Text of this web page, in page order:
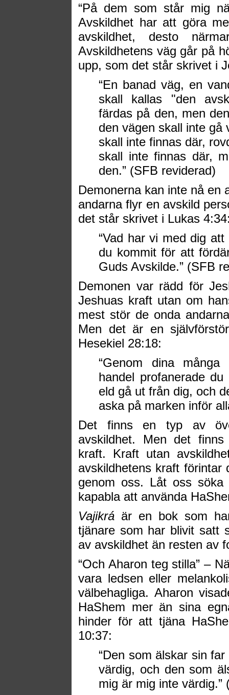
“På dem som står mig
Avskildhet har att göra
avskildhet, desto
Avskildhetens väg går på
upp, som det står skrivet i
“En banad väg, en
skall kallas "den
färdas på den, men
den vägen skall inte gå
skall inte finnas där,
skall inte finnas där,
den.” (SFB reviderad)
Demonerna kan inte nå en
andarna flyr en avskild
det står skrivet i Lukas
“Vad har vi med dig
du kommit för att
Guds Avskilde.” (SFB
Demonen var rädd för
Jeshuas kraft utan om
mest stör de onda
Men det är en
Hesekiel 28:18:
“Genom dina
handel profanerade
eld gå ut från dig, och
aska på marken inför
Det finns en typ av
avskildhet. Men det
kraft. Kraft utan
avskildhetens kraft
genom oss. Låt oss
kapabla att använda
Vajikrá är en bok som
tjänare som har blivit satt
av avskildhet än resten av
“Och Aharon teg stilla” –
vara ledsen eller
välbehagliga. Aharon
HaShem mer än sina
hinder för att tjäna
10:37:
“Den som älskar sin
värdig, och den som
mig är mig inte värdig.”